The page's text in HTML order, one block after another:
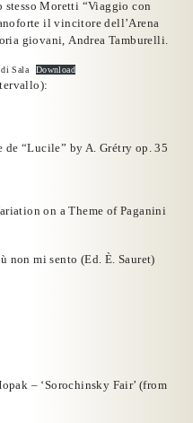
stesso Moretti “Viaggio con
il vincitore dell’Arena
giovani,Andrea Tamburelli.
di Sala Download
de “Lucile” by A. Grétry op. 35
on a Theme of Paganini
non mi sento (Ed. È. Sauret)
– ‘Sorochinsky Fair’ (from